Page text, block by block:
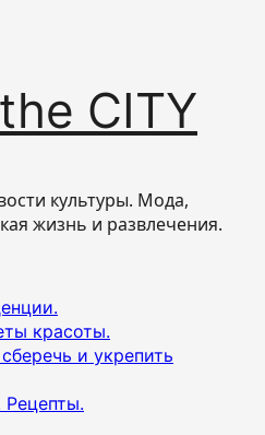
CITY
культуры. Мода,
жизнь и развлечения.
красоты.
и укрепить